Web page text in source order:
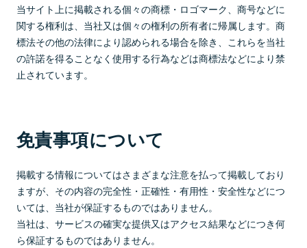
当サイト上に掲載される個々の商標・ロゴマーク、商号などに
関する権利は、当社又は個々の権利の所有者に帰属します。商
標法その他の法律により認められる場合を除き、これらを当社
の許諾を得ることなく使用する行為などは商標法などにより禁
止されています。
免責事項について
掲載する情報についてはさまざまな注意を払って掲載しており
ますが、その内容の完全性・正確性・有用性・安全性などにつ
いては、当社が保証するものではありません。
当社は、サービスの確実な提供又はアクセス結果などにつき何
ら保証するものではありません。